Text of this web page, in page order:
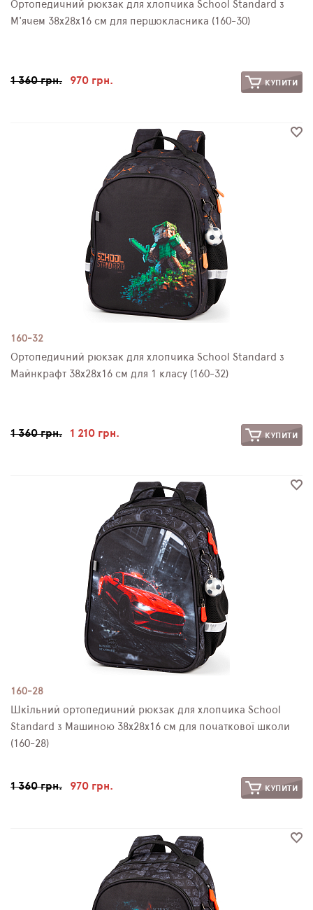
Ортопедичний рюкзак для хлопчика School Standard з
М'ячем 38х28х16 см для першокласника (160-30)
1 360 грн. 970 грн. КУПИТИ
160-32
Ортопедичний рюкзак для хлопчика School Standard з
Майнкрафт 38х28х16 см для 1 класу (160-32)
1 360 грн. 1 210 грн. КУПИТИ
160-28
Шкільний ортопедичний рюкзак для хлопчика School
Standard з Машиною 38х28х16 см для початкової школи
(160-28)
1 360 грн. 970 грн. КУПИТИ